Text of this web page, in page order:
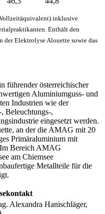
inklusive
Enthält den
der Elektrolyse Alouette sowie das
führender österreichischer
Aluminiumguss- und
Industrien wie der
Beleuchtungs-,
eingesetzt werden.
an der die AMAG mit 20
Primäraluminium mit
Bereich AMAG
am Chiemsee
Metallteile für die
Alexandra Hanischläger,